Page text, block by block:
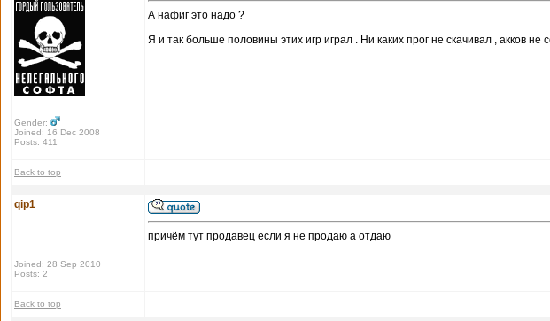
Gender:
Joined: 16 Dec 2008
Posts: 411
А нафиг это надо ?
Я и так больше половины этих игр играл . Ни каких прог не скачивал , акков
Back to top
qip1
Joined: 28 Sep 2010
Posts: 2
причём тут продавец если я не продаю а отдаю
Back to top